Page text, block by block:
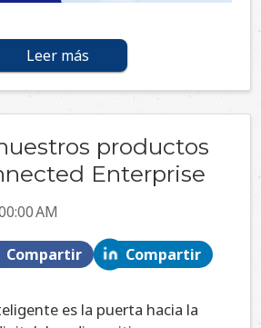
Leer más
productos
Enterprise
AM
Compartir Compartir
es la puerta hacia la